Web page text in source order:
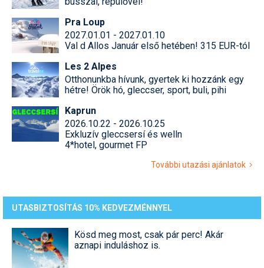
Pra Loup
2027.01.01 - 2027.01.10
Val d Allos Január első hetében! 315 EUR-tól
Les 2 Alpes
Otthonunkba hívunk, gyertek ki hozzánk egy
hétre! Örök hó, gleccser, sport, buli, pihi
Kaprun
2026.10.22 - 2026.10.25
Exkluzív gleccsersí és welln
4*hotel, gourmet FP
További utazási ajánlatok
UTASBIZTOSÍTÁS 10% KEDVEZMÉNNYEL
Kösd meg most, csak pár perc! Akár
aznapi induláshoz is.